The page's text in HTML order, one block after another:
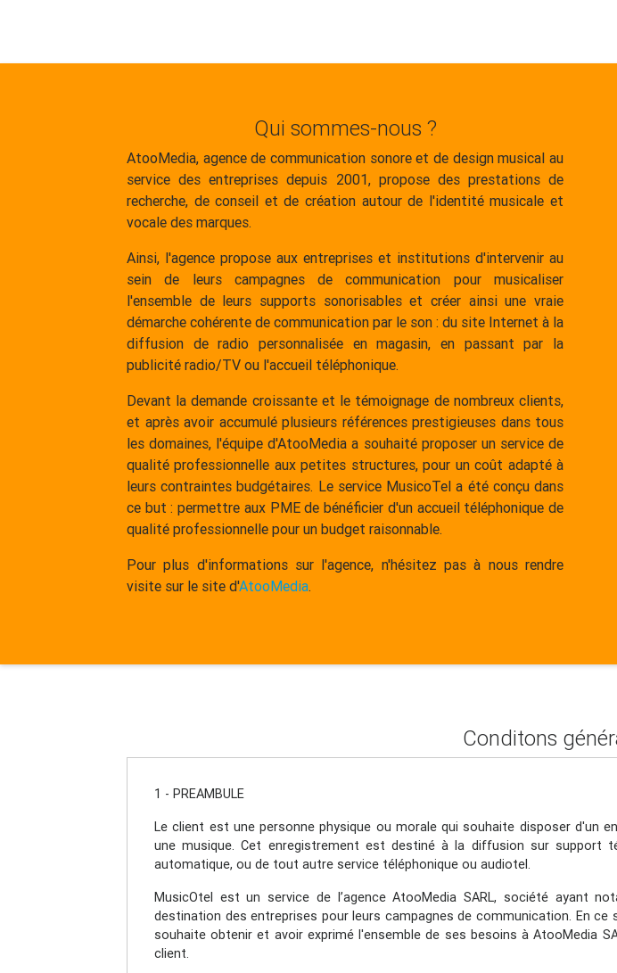
Qui sommes-nous ?
AtooMedia, agence de communication sonore et de design musical au
service des entreprises depuis 2001, propose des prestations de
recherche, de conseil et de création autour de l'identité musicale et
vocale des marques.
Ainsi, l'agence propose aux entreprises et institutions d'intervenir au
sein de leurs campagnes de communication pour musicaliser
l'ensemble de leurs supports sonorisables et créer ainsi une vraie
démarche cohérente de communication par le son : du site Internet à la
diffusion de radio personnalisée en magasin, en passant par la
publicité radio/TV ou l'accueil téléphonique.
Devant la demande croissante et le témoignage de nombreux clients,
et après avoir accumulé plusieurs références prestigieuses dans tous
les domaines, l'équipe d'AtooMedia a souhaité proposer un service de
qualité professionnelle aux petites structures, pour un coût adapté à
leurs contraintes budgétaires. Le service MusicoTel a été conçu dans
ce but : permettre aux PME de bénéficier d'un accueil téléphonique de
qualité professionnelle pour un budget raisonnable.
Pour plus d'informations sur l'agence, n'hésitez pas à nous rendre
visite sur le site d'AtooMedia.
Conditons
1 - PREAMBULE
Le client est une personne physique ou morale qui souhaite disposer d'un
une musique. Cet enregistrement est destiné à la diffusion sur support
automatique, ou de tout autre service téléphonique ou audiotel.
MusicOtel est un service de l’agence AtooMedia SARL, société ayant
destination des entreprises pour leurs campagnes de communication. En
souhaite obtenir et avoir exprimé l'ensemble de ses besoins à AtooMedia
client.